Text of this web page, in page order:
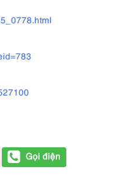
Gọi điện